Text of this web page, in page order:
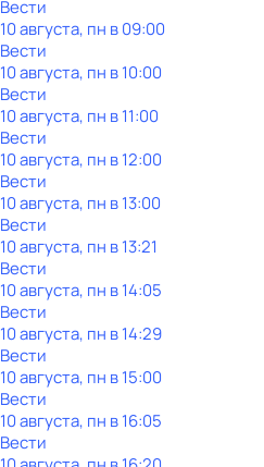
Вести
10 августа, пн в 09:00
Вести
10 августа, пн в 10:00
Вести
10 августа, пн в 11:00
Вести
10 августа, пн в 12:00
Вести
10 августа, пн в 13:00
Вести
10 августа, пн в 13:21
Вести
10 августа, пн в 14:05
Вести
10 августа, пн в 14:29
Вести
10 августа, пн в 15:00
Вести
10 августа, пн в 16:05
Вести